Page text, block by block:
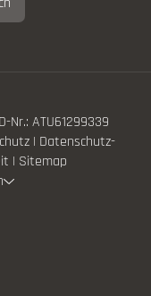
Nr.: ATU61299339
| Datenschutz-
| Sitemap